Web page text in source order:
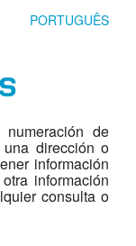
PORTUGUÊS
de
una dirección o
información
información
consulta o